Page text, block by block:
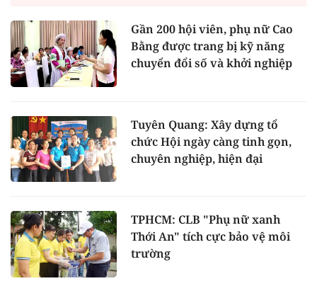
Gần 200 hội viên, phụ nữ Cao
Bằng được trang bị kỹ năng
chuyển đổi số và khởi nghiệp
Tuyên Quang: Xây dựng tổ
chức Hội ngày càng tinh gọn,
chuyên nghiệp, hiện đại
TPHCM: CLB "Phụ nữ xanh
Thới An" tích cực bảo vệ môi
trường